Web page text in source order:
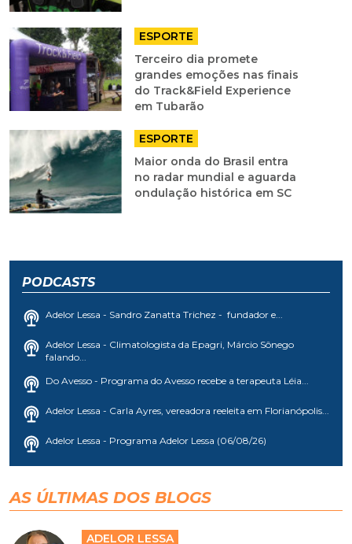
ESPORTE
Terceiro dia promete
grandes emoções nas finais
do Track&Field Experience
em Tubarão
ESPORTE
Maior onda do Brasil entra
no radar mundial e aguarda
ondulação histórica em SC
PODCASTS
Adelor Lessa - Sandro Zanatta Trichez - fundador e...
Adelor Lessa - Climatologista da Epagri, Márcio Sônego
falando...
Do Avesso - Programa do Avesso recebe a terapeuta Léia...
Adelor Lessa - Carla Ayres, vereadora reeleita em Florianópolis...
Adelor Lessa - Programa Adelor Lessa (06/08/26)
AS ÚLTIMAS DOS BLOGS
ADELOR LESSA